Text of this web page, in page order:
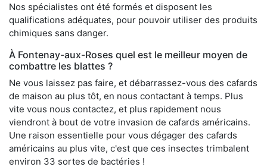
Nos spécialistes ont été formés et disposent les
qualifications adéquates, pour pouvoir utiliser des produits
chimiques sans danger.
À Fontenay-aux-Roses quel est le meilleur moyen de
combattre les blattes ?
Ne vous laissez pas faire, et débarrassez-vous des cafards
de maison au plus tôt, en nous contactant à temps. Plus
vite vous nous contactez, et plus rapidement nous
viendront à bout de votre invasion de cafards américains.
Une raison essentielle pour vous dégager des cafards
américains au plus vite, c'est que ces insectes trimbalent
environ 33 sortes de bactéries !